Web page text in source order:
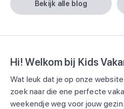
bekijk alle blog
Hi! Welkom bij Kids
Wat leuk dat je op onze
zoek naar die ene perfecte
weekendje weg voor jouw